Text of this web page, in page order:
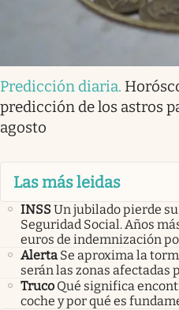
Predicción diaria.
predicción de los astros
agosto
Las más leidas
INSSUn jubilado pierde
Seguridad Social. Años
euros de indemnización
Alerta Se aproxima la
serán las zonas afectadas
Truco Qué significa
coche y por qué es